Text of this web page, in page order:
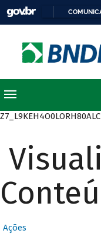
Ações